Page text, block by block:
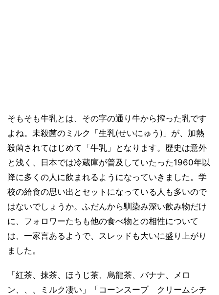
そもそも牛乳とは、その字の通り牛から搾った乳です
よね。未殺菌のミルク「生乳(せいにゅう)」が、加熱
殺菌されてはじめて「牛乳」となります。歴史は意外
と浅く、日本では冷蔵庫が普及していたった1960年以
降に多くの人に飲まれるようになっていきました。学
校の給食の思い出とセットになっている人も多いので
はないでしょうか。ふだんから馴染み深い飲み物だけ
に、フォロワーたちも他の食べ物との相性について
は、一家言あるようで、スレッドも大いに盛り上がり
ました。
「紅茶、抹茶、ほうじ茶、烏龍茶、バナナ、メロ
ン、、、ミルク凄い」「コーンスープ クリームシチ